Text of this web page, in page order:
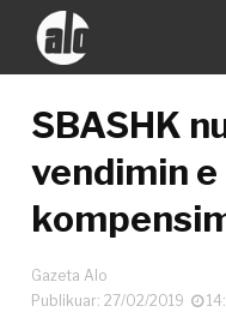
SBASHK
vendimin
Gazeta Alo
Publikuar: 27/02/2019